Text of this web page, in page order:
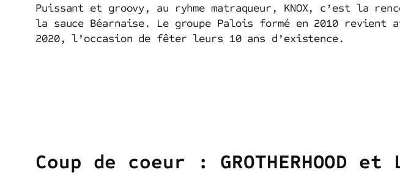
Puissant et groovy, au ryhme matraqueur, KNOX, c’est la
la sauce Béarnaise. Le groupe Palois formé en 2010
2020, l’occasion de fêter leurs 10 ans d’existence.
Coup de coeur : GROTHERHOOD